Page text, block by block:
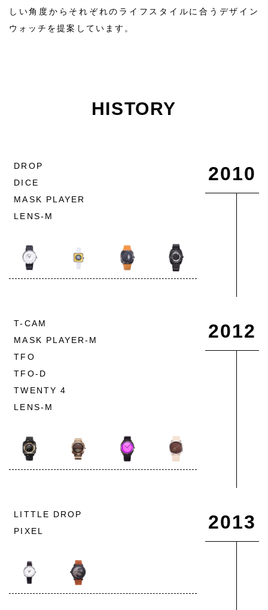
しい角度からそれぞれのライフスタイルに合うデザイン
ウォッチを提案しています。
HISTORY
DROP
DICE
MASK PLAYER
LENS-M
2010
T-CAM
MASK PLAYER-M
TFO
TFO-D
TWENTY 4
LENS-M
2012
LITTLE DROP
PIXEL
2013